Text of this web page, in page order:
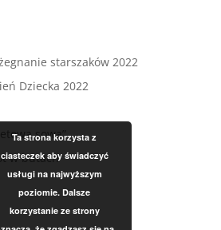
starszaków 2022
Dziecka 2022
sowa”
w butach”
Ta strona korzysta z
ciasteczek aby świadczyć
usługi na najwyższym
poziomie. Dalsze
korzystanie ze strony